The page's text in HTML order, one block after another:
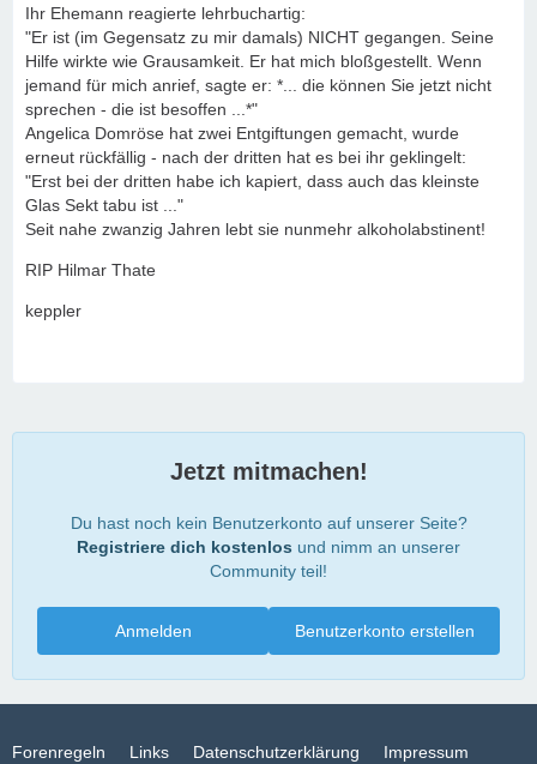
Ihr Ehemann reagierte lehrbuchartig:
"Er ist (im Gegensatz zu mir damals) NICHT gegangen. Seine
Hilfe wirkte wie Grausamkeit. Er hat mich bloßgestellt. Wenn
jemand für mich anrief, sagte er: *... die können Sie jetzt nicht
sprechen - die ist besoffen ...*"
Angelica Domröse hat zwei Entgiftungen gemacht, wurde
erneut rückfällig - nach der dritten hat es bei ihr geklingelt:
"Erst bei der dritten habe ich kapiert, dass auch das kleinste
Glas Sekt tabu ist ..."
Seit nahe zwanzig Jahren lebt sie nunmehr alkoholabstinent!
RIP Hilmar Thate
keppler
Jetzt mitmachen!
Du hast noch kein Benutzerkonto auf unserer Seite?
Registriere dich kostenlos und nimm an unserer
Community teil!
Benutzerkonto erstellen
Anmelden
Forenregeln Links Datenschutzerklärung Impressum